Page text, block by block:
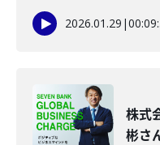
2026.01.29 |
株式
彬さ